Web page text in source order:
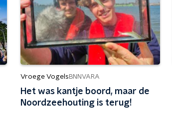
Vroege Vogels BNNVARA
Het was kantje boord, maar de
Noordzeehouting is terug!